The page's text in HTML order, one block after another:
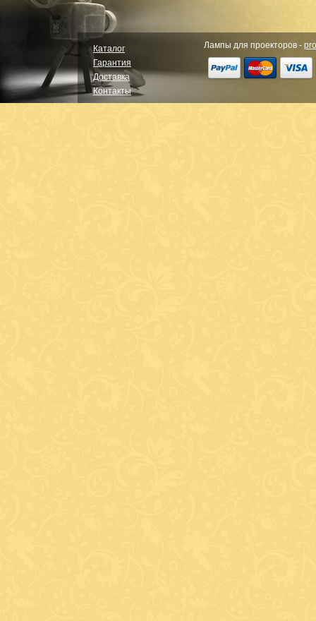
Каталог
Гарантия
Доставка
Контакты
Лампы для проекторов -